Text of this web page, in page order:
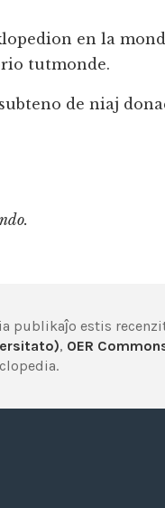
en la
tutmonde.
de niaj
publikaĵo estis
, OER